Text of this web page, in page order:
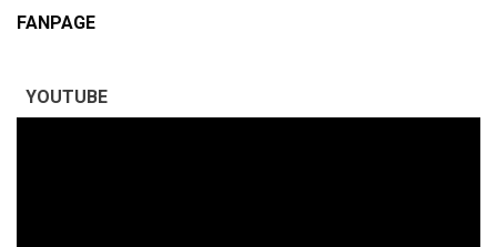
FANPAGE
YOUTUBE